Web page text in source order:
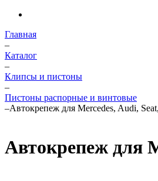
Главная
–
Каталог
–
Клипсы и пистоны
–
Пистоны распорные и винтовые
–Автокрепеж для Mercedes, Audi,
Автокрепеж для